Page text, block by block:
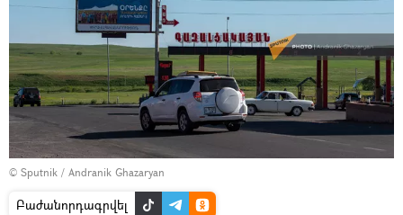
© Sputnik / Andranik Ghazaryan
Բաժանորդագրվել